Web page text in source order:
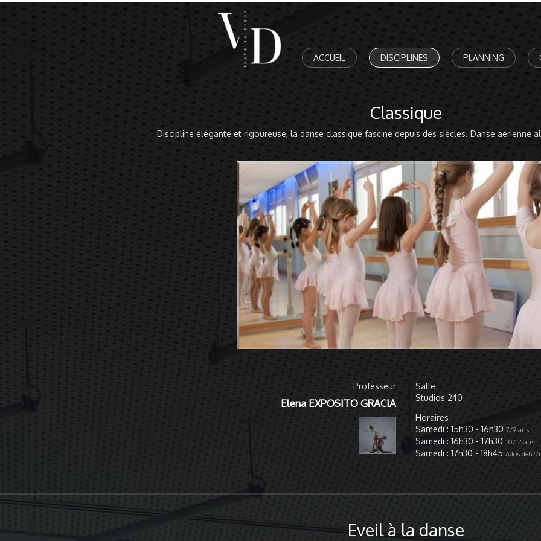
ACCUEIL DISCIPLINES PLANNING
Classique
Discipline élégante et rigoureuse, la danse classique fascine depuis des siècles. Danse aérienne
Professeur
Elena EXPOSITO GRACIA
Salle
Studios 240
Horaires
Samedi : 15h30 - 16h30 7/9 ans
Samedi : 16h30 - 17h30 10/12 ans
Samedi : 17h30 - 18h45 Ados deb2/
Eveil à la danse